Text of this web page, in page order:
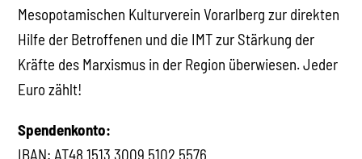
Mesopotamischen Kulturverein Vorarlberg zur direkten
Hilfe der Betroffenen und die IMT zur Stärkung der
Kräfte des Marxismus in der Region überwiesen. Jeder
Euro zählt!
Spendenkonto:
IBAN: AT48 1513 3009 5102 5576